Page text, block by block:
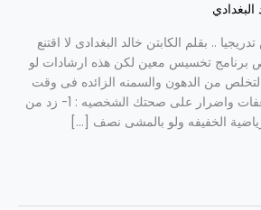
البغدادي
.. بقلم الكابتن خالد البغدادى لا اقتنع
تخسيس معين لكن هذه ارشادات لو
التخلص من الدهون والسمنه الزائده فى وقت
قصير ودون حدوث مضاعفات واضرار على صحتك الشخصيه : 1- زد من
الخفيفه ولو بالمشى نصف […]